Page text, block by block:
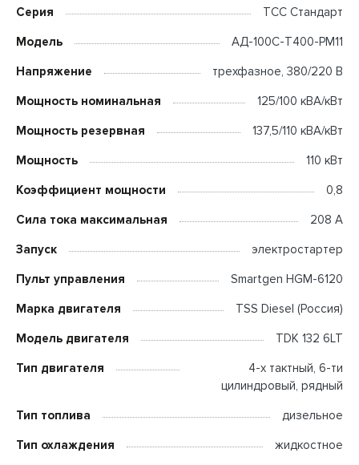
Серия ТСС Стандарт
Модель АД-100С-Т400-РМ11
Напряжение трехфазное, 380/220 В
Мощность номинальная 125/100 кВА/кВт
Мощность резервная 137,5/110 кВА/кВт
Мощность 110 кВт
Коэффициент мощности 0,8
Сила тока максимальная 208 А
Запуск электростартер
Пульт управления Smartgen HGM-6120
Марка двигателя TSS Diesel (Россия)
Модель двигателя TDK 132 6LT
Тип двигателя
4-х тактный, 6-ти
цилиндровый, рядный
Тип топлива дизельное
Тип охлаждения жидкостное